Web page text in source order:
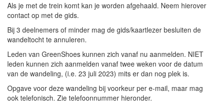
Als je met de trein komt kan je worden afgehaald. Neem hierover
contact op met de gids.
Bij 3 deelnemers of minder mag de gids/kaartlezer besluiten de
wandeltocht te annuleren.
Leden van GreenShoes kunnen zich vanaf nu aanmelden. NIET
leden kunnen zich aanmelden vanaf twee weken voor de datum
van de wandeling, (i.e. 23 juli 2023) mits er dan nog plek is.
Opgave voor deze wandeling bij voorkeur per e-mail, maar mag
ook telefonisch. Zie telefoonnummer hieronder.